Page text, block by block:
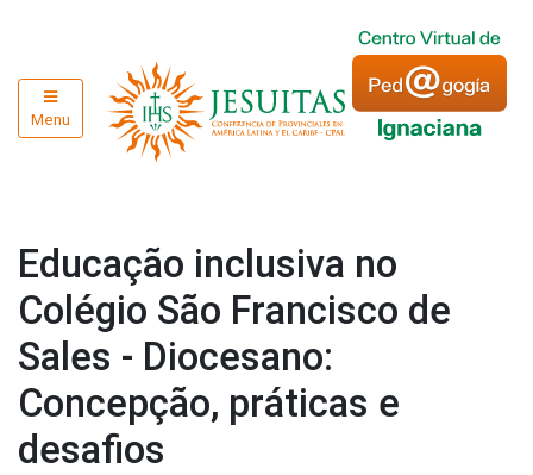
Menu
Educação inclusiva no
Colégio São Francisco de
Sales - Diocesano:
Concepção, práticas e
desafios